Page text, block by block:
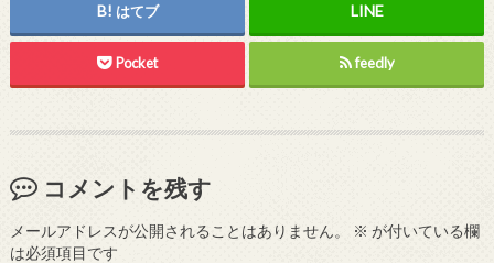
はてブ
Pocket feedly
コメントを残す
メールアドレスが公開されることはありません。 ※ が付いている欄
は必須項目です